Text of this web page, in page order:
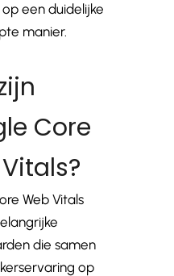
een duidelijke
manier.
Core
Web Vitals
die samen
op